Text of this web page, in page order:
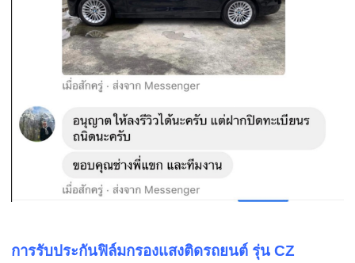
การรับประกันฟิล์มกรองแสงติดรถยนต์ รุ่น CZ